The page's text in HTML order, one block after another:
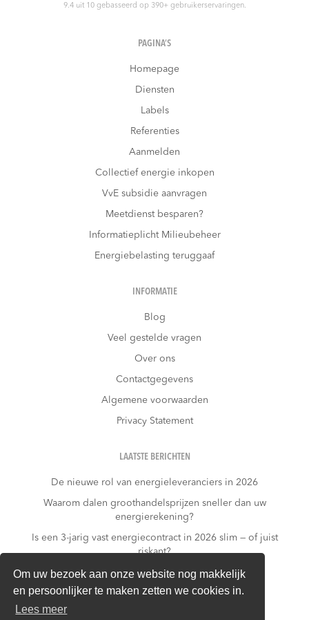
Om uw bezoek aan onze website nog makkelijk
en persoonlijker te maken zetten we cookies in.
Lees meer
9.4uit 10gebasseerd op 390+ gebruikerservaringen.
PAGINA’S
Homepage
Diensten
Labels
Referenties
Aanmelden
Collectief energie inkopen
VvE subsidie aanvragen
Meetdienst besparen?
Informatieplicht Milieubeheer
Energiebelasting teruggaaf
INFORMATIE
Blog
Veel gestelde vragen
Over ons
Contactgegevens
Algemene voorwaarden
Privacy Statement
LAATSTE BERICHTEN
De nieuwe rol van energieleveranciers in 2026
Waarom dalen groothandelsprijzen sneller dan uw
energierekening?
Is een 3-jarig vast energiecontract in 2026 slim — of juist
riskant?
Wat kost niets doen?
Warmtepomp + dynamisch contract: gouden